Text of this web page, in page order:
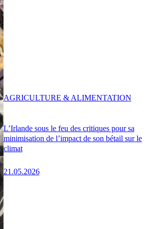
L’Irlande sous le feu des critiques pour sa
minimisation de l’impact de son bétail sur le
climat
21.05.2026
AGRICULTURE & ALIMENTATION